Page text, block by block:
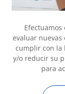
evaluar nuevas
cumplir con la
y/o reducir su
para